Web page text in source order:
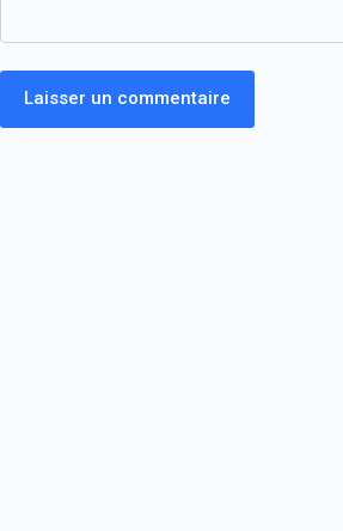
Laisser un commentaire